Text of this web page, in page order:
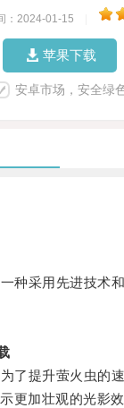
：2024-01-15
苹果下载
安卓市场，安全绿
采用先进技术和
提升萤火虫的速
更加壮观的光影效